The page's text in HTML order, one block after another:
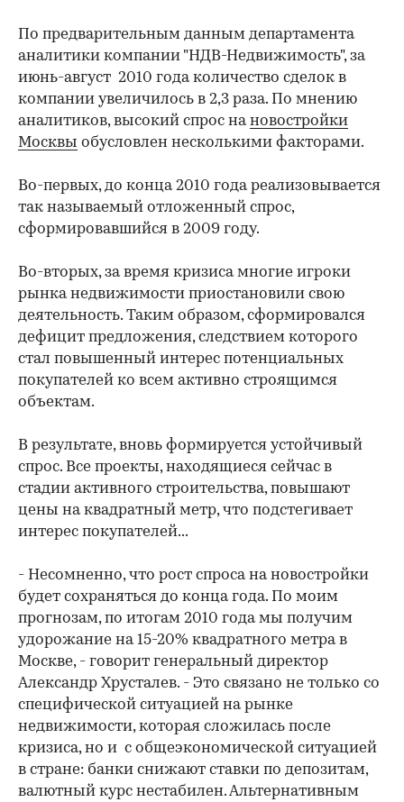
По предварительным данным департамента
аналитики компании "НДВ-Недвижимость", за
июнь-август 2010 года количество сделок в
компании увеличилось в 2,3 раза. По мнению
аналитиков, высокий спрос нановостройки
Москвы обусловлен несколькими факторами.
Во-первых, до конца 2010 года реализовывается
так называемый отложенный спрос,
сформировавшийся в 2009 году.
Во-вторых, за время кризиса многие игроки
рынка недвижимости приостановили свою
деятельность. Таким образом, сформировался
дефицит предложения, следствием которого
стал повышенный интерес потенциальных
покупателей ко всем активно строящимся
объектам.
В результате, вновь формируется устойчивый
спрос. Все проекты, находящиеся сейчас в
стадии активного строительства, повышают
цены на квадратный метр, что подстегивает
интерес покупателей...
- Несомненно, что рост спроса на новостройки
будет сохраняться до конца года. По моим
прогнозам, по итогам 2010 года мы получим
удорожание на 15-20% квадратного метра в
Москве, - говорит генеральный директор
Александр Хрусталев. - Это связано не только со
специфической ситуацией на рынке
недвижимости, которая сложилась после
кризиса, но и с общеэкономической ситуацией
в стране: банки снижают ставки по депозитам,
валютный курс нестабилен. Альтернативным